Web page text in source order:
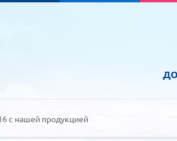
с нашей продукцией